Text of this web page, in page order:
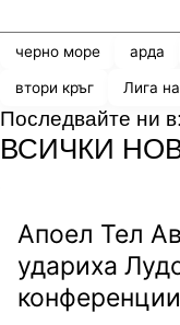
черно море арда
втори кръг Лига
Последвайте ни в:
ВСИЧКИ
Апоел Тел
удариха